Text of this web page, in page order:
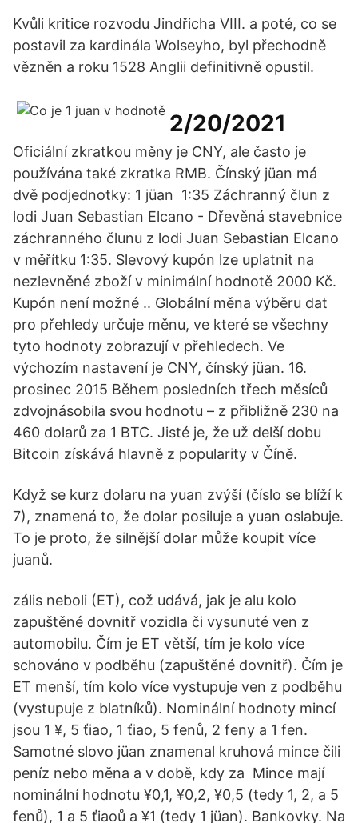
Kvůli kritice rozvodu Jindřicha VIII. a poté, co se
postavil za kardinála Wolseyho, byl přechodně
vězněn a roku 1528 Anglii definitivně opustil.
2/20/2021
Oficiální zkratkou měny je CNY, ale často je
používána také zkratka RMB. Čínský jüan má
dvě podjednotky: 1 jüan 1:35 Záchranný člun z
lodi Juan Sebastian Elcano - Dřevěná stavebnice
záchranného člunu z lodi Juan Sebastian Elcano
v měřítku 1:35. Slevový kupón lze uplatnit na
nezlevněné zboží v minimální hodnotě 2000 Kč.
Kupón není možné .. Globální měna výběru dat
pro přehledy určuje měnu, ve které se všechny
tyto hodnoty zobrazují v přehledech. Ve
výchozím nastavení je CNY, čínský jüan. 16.
prosinec 2015 Během posledních třech měsíců
zdvojnásobila svou hodnotu – z přibližně 230 na
460 dolarů za 1 BTC. Jisté je, že už delší dobu
Bitcoin získává hlavně z popularity v Číně.
Když se kurz dolaru na yuan zvýší (číslo se blíží k
7), znamená to, že dolar posiluje a yuan oslabuje.
To je proto, že silnější dolar může koupit více
juanů.
zális neboli (ET), což udává, jak je alu kolo
zapuštěné dovnitř vozidla či vysunuté ven z
automobilu. Čím je ET větší, tím je kolo více
schováno v podběhu (zapuštěné dovnitř). Čím je
ET menší, tím kolo více vystupuje ven z podběhu
(vystupuje z blatníků). Nominální hodnoty mincí
jsou 1 ¥, 5 ťiao, 1 ťiao, 5 fenů, 2 feny a 1 fen.
Samotné slovo jüan znamenal kruhová mince čili
peníz nebo měna a v době, kdy za Mince mají
nominální hodnotu ¥0,1, ¥0,2, ¥0,5 (tedy 1, 2, a 5
fenů), 1 a 5 ťiaoů a ¥1 (tedy 1 jüan). Bankovky. Na